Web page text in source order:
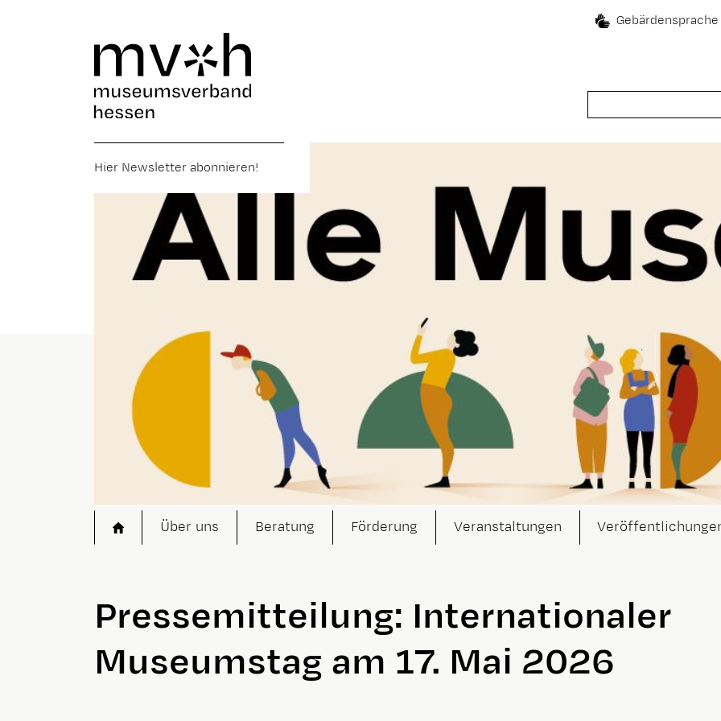
Gebärdensprache
Suche
Hier Newsletter abonnieren!
StartseiteÜber uns Beratung Förderung Veranstaltungen
Pressemitteilung: Internationaler
Museumstag am 17. Mai 2026